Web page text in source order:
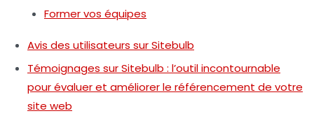
Former vos équipes
Avis des utilisateurs sur Sitebulb
Témoignages sur Sitebulb : l’outil incontournable
pour évaluer et améliorer le référencement de votre
site web